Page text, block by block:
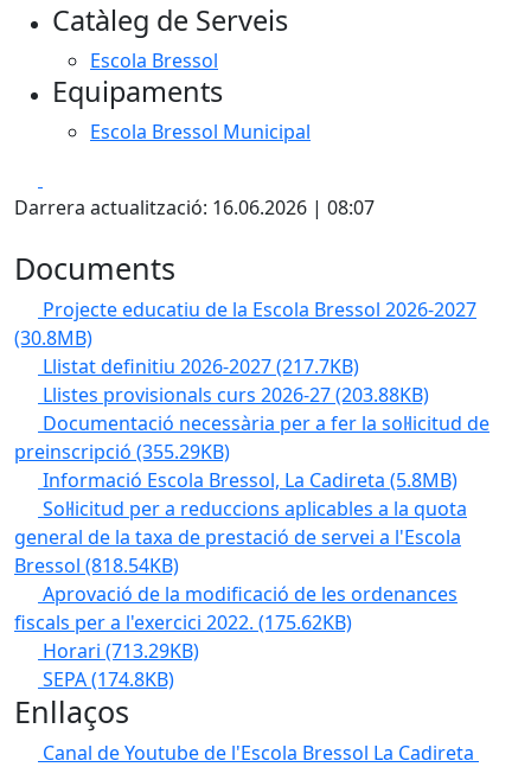
Catàleg de Serveis
Escola Bressol
Equipaments
Escola Bressol Municipal
Darrera actualització: 16.06.2026 | 08:07
Documents
Projecte educatiu de la Escola Bressol 2026-2027
(30.8MB)
Llistat definitiu 2026-2027(217.7KB)
Llistes provisionals curs 2026-27(203.88KB)
Documentació necessària per a fer la sol·licitud de
preinscripció (355.29KB)
Informació Escola Bressol, La Cadireta (5.8MB)
Sol·licitud per a reduccions aplicables a la quota
general de la taxa de prestació de servei a l'Escola
Bressol (818.54KB)
Aprovació de la modificació de les ordenances
fiscals per a l'exercici 2022. (175.62KB)
Horari (713.29KB)
SEPA(174.8KB)
Enllaços
Canal de Youtube de l'Escola Bressol La Cadireta